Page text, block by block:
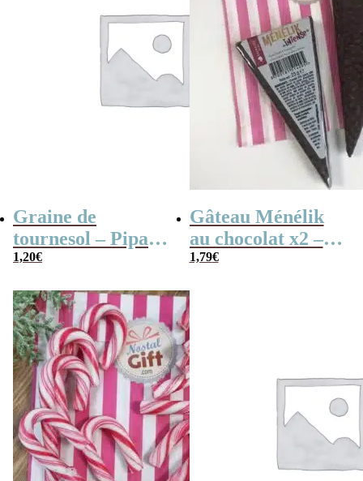
Graine de
tournesol – Pipas
x 3
1,20€
Gâteau Ménélik
au chocolat x2 –
Gaufrette
1,79€